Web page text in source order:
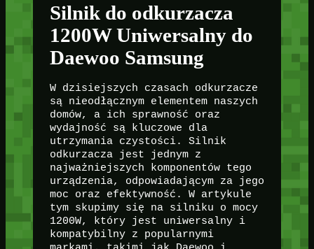
Silnik do odkurzacza
1200W Uniwersalny do
Daewoo Samsung
W dzisiejszych czasach odkurzacze
są nieodłącznym elementem naszych
domów, a ich sprawność oraz
wydajność są kluczowe dla
utrzymania czystości. Silnik
odkurzacza jest jednym z
najważniejszych komponentów tego
urządzenia, odpowiadającym za jego
moc oraz efektywność. W artykule
tym skupimy się na silniku o mocy
1200W, który jest uniwersalny i
kompatybilny z popularnymi